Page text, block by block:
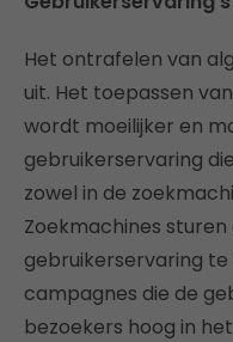
Het ontrafelen van
uit. Het toepassen
wordt moeilijker en
gebruikerservaring
zowel in de
Zoekmachines
gebruikerservaring
campagnes die de
bezoekers hoog in